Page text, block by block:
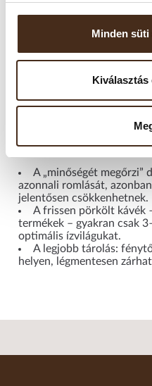
Minden süti
Kiválasztás
Tárolási javaslat:
A kapszulákat száraz,
Ne tegye ki közvetlen
vagy párának. A csomagolás
aromájukat, de a legjobb
hónapon belül elfogyasztani.
Fontos tudni!
A „minőségét megőrzi”
azonnali romlását,
jelentősen csökkenhetnek.
A frissen pörkölt kávék
termékek – gyakran csak
optimális ízvilágukat.
A legjobb tárolás:
helyen, légmentesen